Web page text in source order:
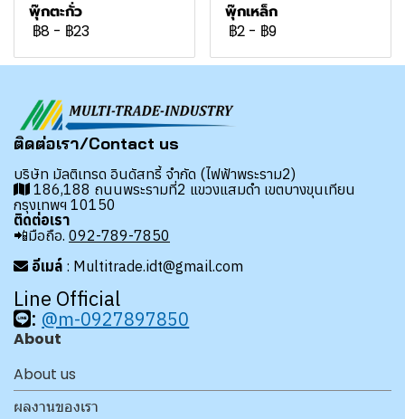
พุ๊กตะกั่ว
฿8 - ฿23
พุ๊กเหล็ก
฿2 - ฿9
ติดต่อเรา/Contact us
บริษัท มัลติเทรด อินดัสทรี้ จำกัด (ไฟฟ้าพระราม2)
186,188 ถนนพระรามที่2 แขวงแสมดำ เขตบางขุนเทียน
กรุงเทพฯ 10150
ติดต่อเรา
📲มือถือ. 092-789-7850
อีเมล์ : Multitrade.idt@gmail.com
Line Official
: @m-0927897850
About
About us
ผลงานของเรา